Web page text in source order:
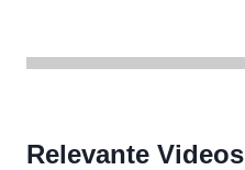
Relevante Videos